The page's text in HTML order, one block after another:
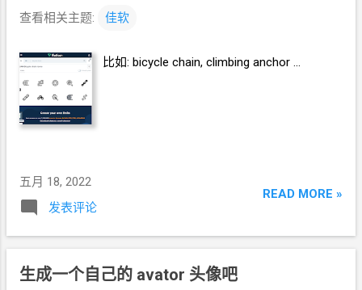
一下 you-get 的速度 youtube-dl 的速度 夹带
一点私货，一年一度喜剧大赛
会》飞扯不可
v=weiW6qGL9lE 《虎父无犬子》 老师好
https://www.youtube.com/watch?
查看相关主题: 佳软
比如: bicycle chain, climbing anchor ...
五月 18, 2022
发表评论
READ MORE »
生成一个自己的 avator 头像吧